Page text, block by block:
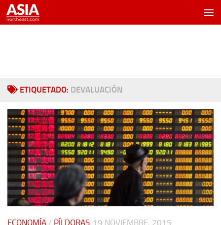
Saltar al contenido
ETIQUETADO: DEVALUACIÓN
ECONOMÍA / PÍLDORAS 19 NOVIEMBRE, 2015